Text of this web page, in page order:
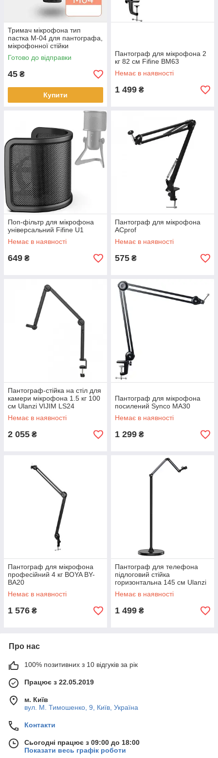
Тримач мікрофона тип
пастка M-04 для пантографа,
мікрофонної стійки
Готово до відправки
45 ₴
Купити
Пантограф для мікрофона 2
кг 82 см Fifine BM63
Немає в наявності
1 499 ₴
Поп-фільтр для мікрофона
універсальний Fifine U1
Немає в наявності
649 ₴
Пантограф для мікрофона
ACprof
Немає в наявності
575 ₴
Пантограф-стійка на стіл для
камери мікрофона 1.5 кг 100
см Ulanzi VIJIM LS24
Немає в наявності
2 055 ₴
Пантограф для мікрофона
посилений Synco MA30
Немає в наявності
1 299 ₴
Пантограф для мікрофона
професійний 4 кг BOYA BY-
BA20
Немає в наявності
1 576 ₴
Пантограф для телефона
підлоговий стійка
горизонтальна 145 см Ulanzi
TH07
Немає в наявності
1 499 ₴
Про нас
100% позитивних з 10 відгуків за рік
Працює з 22.05.2019
м. Київ
вул. М. Тимошенко, 9, Київ, Україна
Контакти
Сьогодні працює з 09:00 до 18:00
Показати весь графік роботи